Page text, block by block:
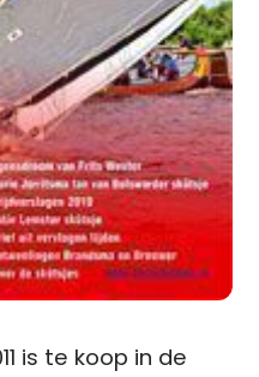
is te koop in de